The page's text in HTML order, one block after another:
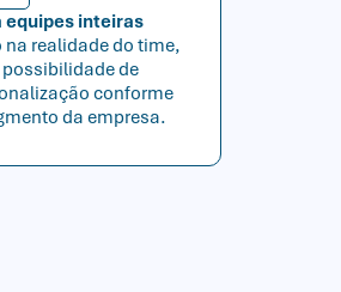
equipes inteiras
na realidade do time,
de
conforme
da empresa.